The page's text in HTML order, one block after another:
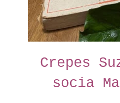
Crepes
socia